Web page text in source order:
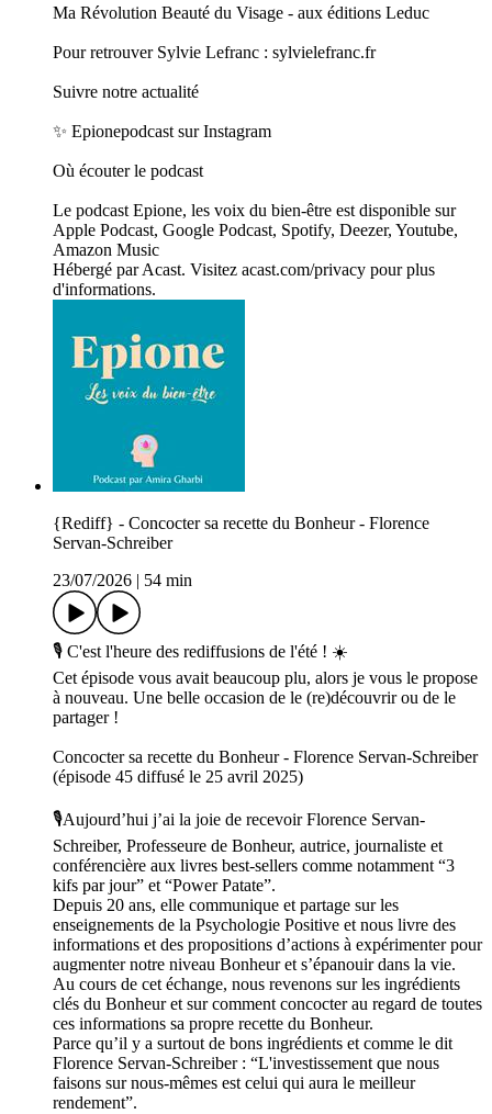
Ma Révolution Beauté du Visage - aux éditions Leduc
Pour retrouver Sylvie Lefranc : sylvielefranc.fr
Suivre notre actualité
✨ Epionepodcast sur Instagram
Où écouter le podcast
Le podcast Epione, les voix du bien-être est disponible sur
Apple Podcast, Google Podcast, Spotify, Deezer, Youtube,
Amazon Music
Hébergé par Acast. Visitez acast.com/privacy pour plus
d'informations.
{Rediff} - Concocter sa recette du Bonheur - Florence
Servan-Schreiber
23/07/2026
54 min
🎙️ C'est l'heure des rediffusions de l'été ! ☀️
Cet épisode vous avait beaucoup plu, alors je vous le propose
à nouveau. Une belle occasion de le (re)découvrir ou de le
partager !
Concocter sa recette du Bonheur - Florence Servan-Schreiber
(épisode 45 diffusé le 25 avril 2025)
🎙️Aujourd’hui j’ai la joie de recevoir Florence Servan-
Schreiber, Professeure de Bonheur, autrice, journaliste et
conférencière aux livres best-sellers comme notamment “3
kifs par jour” et “Power Patate”.
Depuis 20 ans, elle communique et partage sur les
enseignements de la Psychologie Positive et nous livre des
informations et des propositions d’actions à expérimenter pour
augmenter notre niveau Bonheur et s’épanouir dans la vie.
Au cours de cet échange, nous revenons sur les ingrédients
clés du Bonheur et sur comment concocter au regard de toutes
ces informations sa propre recette du Bonheur.
Parce qu’il y a surtout de bons ingrédients et comme le dit
Florence Servan-Schreiber : “L'investissement que nous
faisons sur nous-mêmes est celui qui aura le meilleur
rendement”.